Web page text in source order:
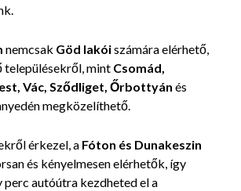
nemcsak Göd lakóiszámára elérhető,
településekről, mint Csomád,
Vác, Sződliget, Őrbottyán és
megközelíthető.
érkezel, a Fóton és Dunakeszin
és kényelmesen elérhetők, így
perc autóútra kezdheted el a